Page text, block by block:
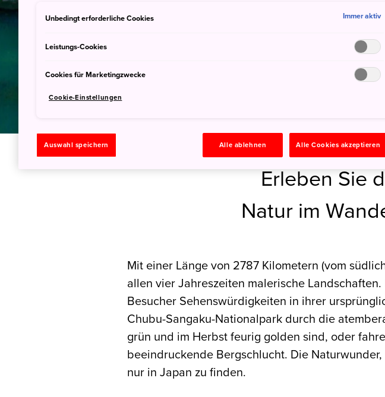
Erleben Sie
Natur im
Mit einer Länge von 2787 Kilometern (vom
allen vier Jahreszeiten malerische
Besucher Sehenswürdigkeiten in ihrer
Chubu-Sangaku-Nationalpark durch die
grün und im Herbst feurig golden sind, oder
beeindruckende Bergschlucht. Die
nur in Japan zu finden.
Unbedingt erforderliche Cookies Immer aktiv
Leistungs-Cookies
Cookies für Marketingzwecke
Cookie-Einstellungen
Auswahl speichern Alle ablehnen Alle Cookies akzeptieren